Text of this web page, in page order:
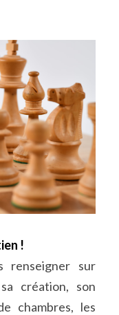
!
renseigner sur
création, son
chambres, les